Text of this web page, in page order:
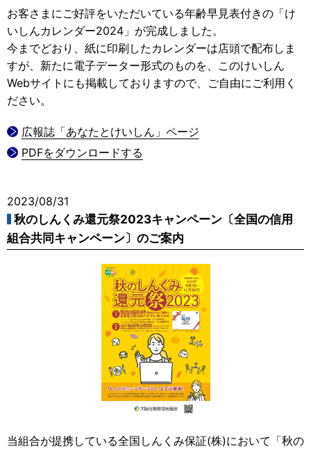
お客さまにご好評をいただいている年齢早見表付きの「け
いしんカレンダー2024」が完成しました。
今までどおり、紙に印刷したカレンダーは店頭で配布しま
すが、新たに電子データー形式のものを、このけいしん
Webサイトにも掲載しておりますので、ご自由にご利用く
ださい。
広報誌「あなたとけいしん」ページ
PDFをダウンロードする
2023/08/31
秋のしんくみ還元祭2023キャンペーン〔全国の信用
組合共同キャンペーン〕のご案内
当組合が提携している全国しんくみ保証(株)において「秋の